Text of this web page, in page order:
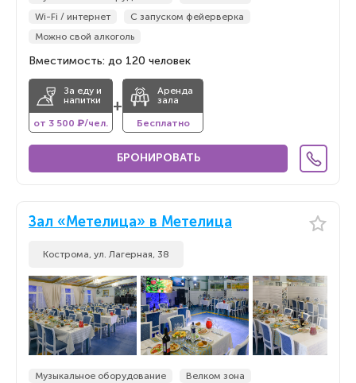
Wi-Fi / интернет
С запуском фейерверка
Можно свой алкоголь
Вместимость: до 120 человек
За еду и
напитки
от 3 500 ₽/чел.
+
Аренда
зала
Бесплатно
БРОНИРОВАТЬ
Зал «Метелица» в Метелица
Кострома, ул. Лагерная, 38
Музыкальное оборудование
Велком зона